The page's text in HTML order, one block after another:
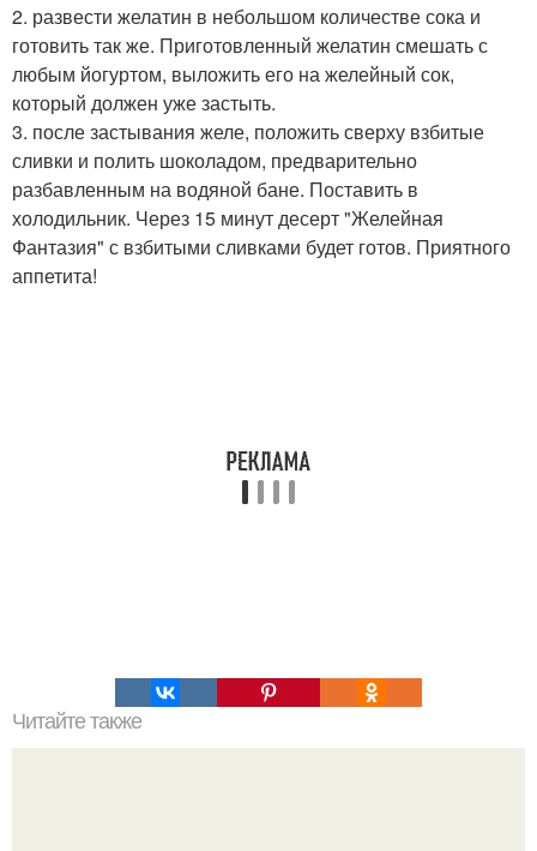
2. развести желатин в небольшом количестве сока и
готовить так же. Приготовленный желатин смешать с
любым йогуртом, выложить его на желейный сок,
который должен уже застыть.
3. после застывания желе, положить сверху взбитые
сливки и полить шоколадом, предварительно
разбавленным на водяной бане. Поставить в
холодильник. Через 15 минут десерт "Желейная
Фантазия" с взбитыми сливками будет готов. Приятного
аппетита!
Читайте также